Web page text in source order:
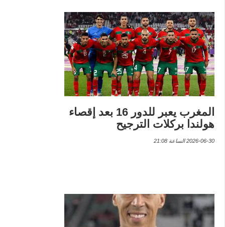
المغرب يعبر للدور 16 بعد إقصاء
هولندا بركلات الترجيح
2026-06-30 الساعة 21:08